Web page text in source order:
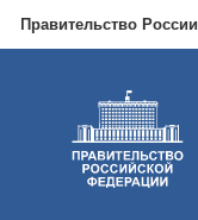
Правительство России